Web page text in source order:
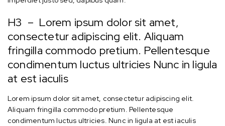
H3 – Lorem ipsum dolor sit amet,
consectetur adipiscing elit. Aliquam
fringilla commodo pretium. Pellentesque
condimentum luctus ultricies Nunc in ligula
at est iaculis
Lorem ipsum dolor sit amet, consectetur adipiscing elit.
Aliquam fringilla commodo pretium. Pellentesque
condimentum luctus ultricies. Nunc in ligula at est iaculis